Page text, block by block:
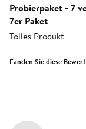
Probierpaket - 7
7er Paket
Tolles Produkt
Fanden Sie diese